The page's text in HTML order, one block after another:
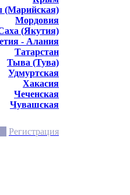
(Марийская)
Мордовия
(Якутия)
- Алания
Татарстан
Тыва (Тува)
Удмуртская
Хакасия
Чеченская
Чувашская
Регистрация